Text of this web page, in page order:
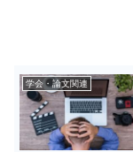
学会・論文関連